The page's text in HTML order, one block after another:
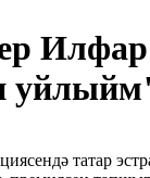
татар